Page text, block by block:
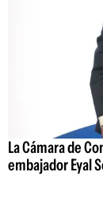
La Cámara de
embajador Eyal